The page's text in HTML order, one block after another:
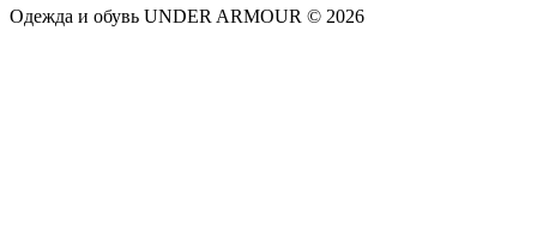
Одежда и обувь UNDER ARMOUR © 2026